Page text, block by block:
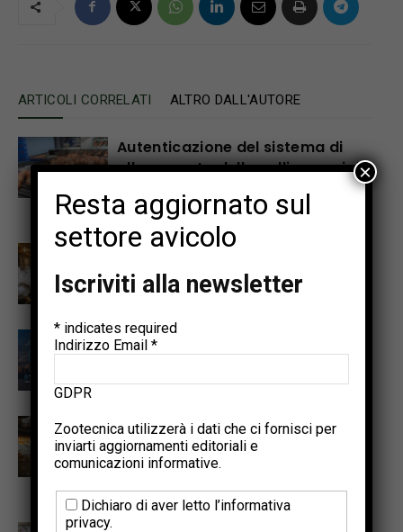
ARTICOLI CORRELATI ALTRO DALL'AUTORE
Autenticazione del sistema di
allevamento delle galline ovaiole
qualità delle uova
Promuovere la sostenibilità
avicola per soddisfare il
fabbisogno proteico del 2050
Punti salienti dell’Annual Meeting
PSA e del World Poultry
Congress 2026
Il progetto Interreg NWE
OMELETTE illustra un percorso
pratico per cicli di produzione di
uova più lunghi e più sani
Resta aggiornato sul
settore avicolo
Iscriviti alla newsletter
* indicates required
Indirizzo Email *
GDPR
Zootecnica utilizzerà i dati che ci fornisci per
inviarti aggiornamenti editoriali e
comunicazioni informative.
Dichiaro di aver letto l’informativa
privacy.
×